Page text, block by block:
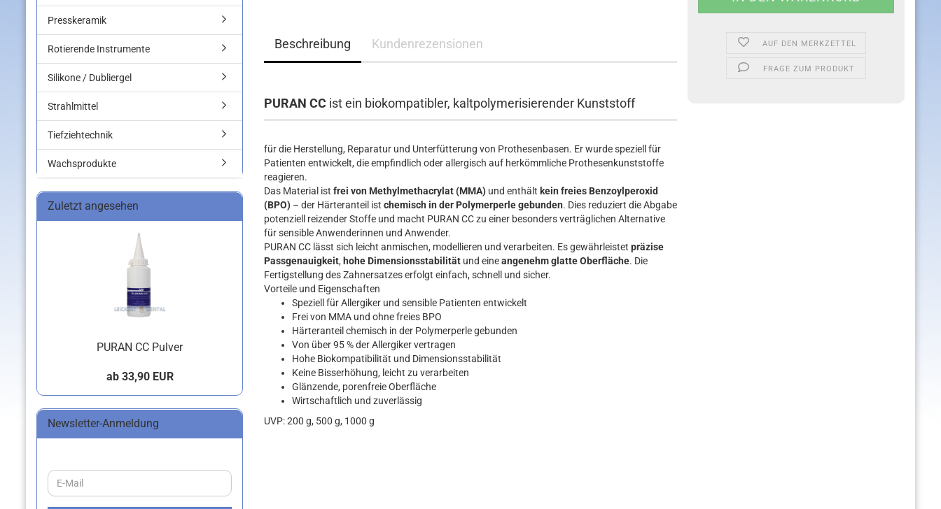
AUF DEN MERKZETTEL
FRAGE ZUM PRODUKT
Beschreibung Kundenrezensionen
PURAN CC ist ein biokompatibler, kaltpolymerisierender Kunststoff
für die Herstellung, Reparatur und Unterfütterung von Prothesenbasen. Er wurde speziell für
Patienten entwickelt, die empfindlich oder allergisch auf herkömmliche Prothesenkunststoffe
reagieren.
Das Material ist frei von Methylmethacrylat (MMA) und enthält kein freies Benzoylperoxid
(BPO) – der Härteranteil ist chemisch in der Polymerperle gebunden. Dies reduziert die Abgabe
potenziell reizender Stoffe und macht PURAN CC zu einer besonders verträglichen Alternative
für sensible Anwenderinnen und Anwender.
PURAN CC lässt sich leicht anmischen, modellieren und verarbeiten. Es gewährleistet präzise
Passgenauigkeit, hohe Dimensionsstabilität und eineangenehm glatte Oberfläche. Die
Fertigstellung des Zahnersatzes erfolgt einfach, schnell und sicher.
Vorteile und Eigenschaften
Speziell für Allergiker und sensible Patienten entwickelt
Frei von MMA und ohne freies BPO
Härteranteil chemisch in der Polymerperle gebunden
Von über 95 % der Allergiker vertragen
Hohe Biokompatibilität und Dimensionsstabilität
Keine Bisserhöhung, leicht zu verarbeiten
Glänzende, porenfreie Oberfläche
Wirtschaftlich und zuverlässig
UVP: 200 g, 500 g, 1000 g
Presskeramik
Rotierende Instrumente
Silikone / Dubliergel
Strahlmittel
Tiefziehtechnik
Wachsprodukte
Zuletzt angesehen
PURAN CC Pulver
ab 33,90 EUR
Newsletter-Anmeldung
WEITER
ZUR
E-
Mail